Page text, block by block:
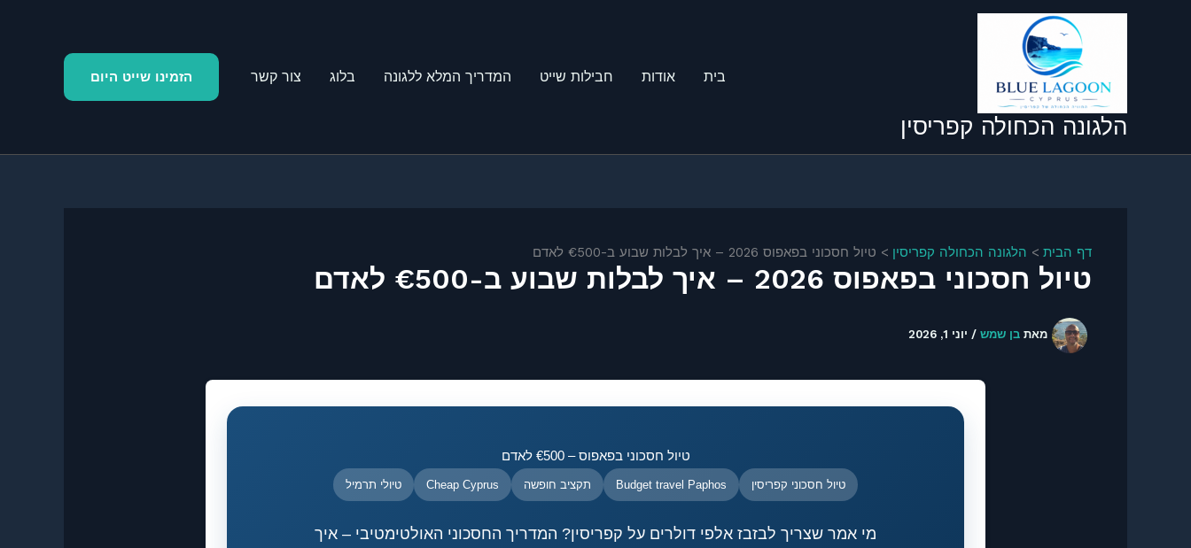
הלגונה הכחולה קפריסין
בית אודות חבילות שייט המדריך המלא ללגונה בלוג צור קשר הזמינו שייט היום
דף הבית הלגונה הכחולה קפריסין טיול חסכוני בפאפוס 2026 – איך לבלות שבוע ב-€500 לאדם
טיול חסכוני בפאפוס 2026 – איך לבלות שבוע ב-€500 לאדם
מאת בן שמש / יוני 1, 2026
טיול חסכוני בפאפוס – €500 לאדם
טיול חסכוני קפריסין Budget travel Paphos תקציב חופשה Cheap Cyprus טיולי תרמיל
מי אמר שצריך לבזבז אלפי דולרים על קפריסין? המדריך החסכוני האולטימטיבי – איך